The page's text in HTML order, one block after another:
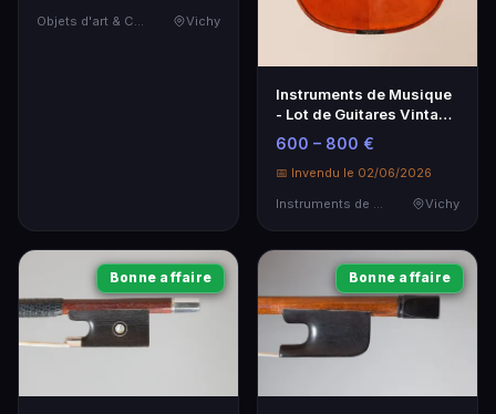
Objets d'art & Curiosités
Vichy
Instruments de Musique
- Lot de Guitares Vintage
- État Excellent
600 – 800 €
📅 Invendu le 02/06/2026
Instruments de Musique
Vichy
Bonne affaire Bonne affaire